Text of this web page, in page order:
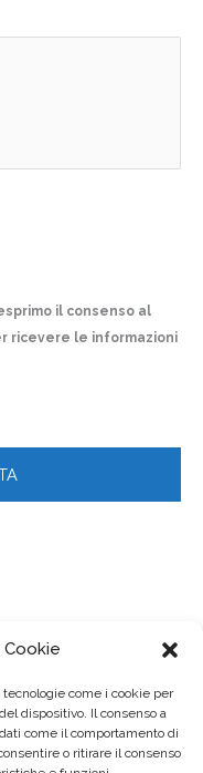
Cookie
come i cookie per
dispositivo. Il consenso a
come il comportamento di
o ritirare il consenso
il consenso al
ricevere le informazioni